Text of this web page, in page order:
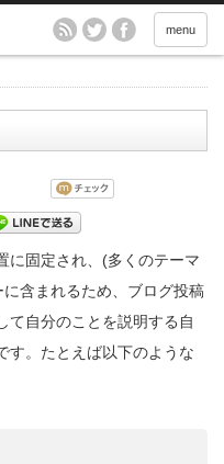
menu
に固定され、(多くのテーマ
含まれるため、ブログ投稿
て自分のことを説明する自
す。たとえば以下のような